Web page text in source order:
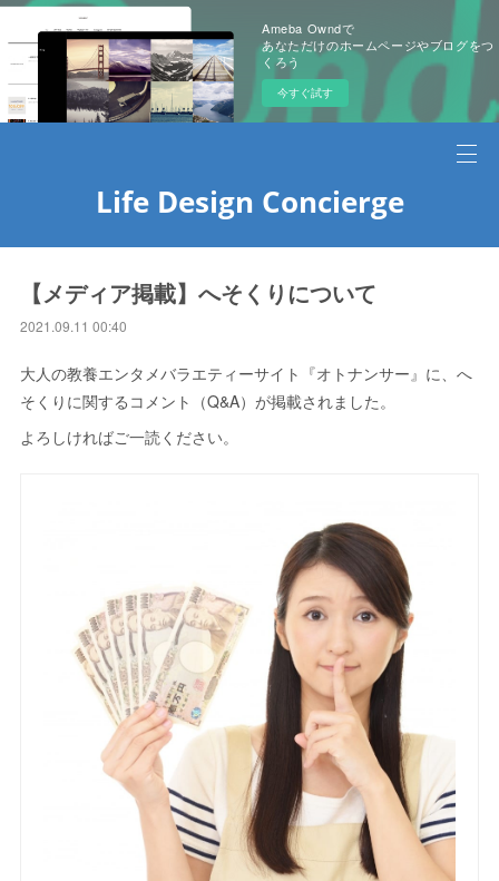
Ameba Owndで
あなただけのホームページやブログをつ
くろう
今すぐ試す
Life Design Concierge
【メディア掲載】へそくりについて
2021.09.11 00:40
大人の教養エンタメバラエティーサイト『オトナンサー』に、へ
そくりに関するコメント（Q&A）が掲載されました。
よろしければご一読ください。